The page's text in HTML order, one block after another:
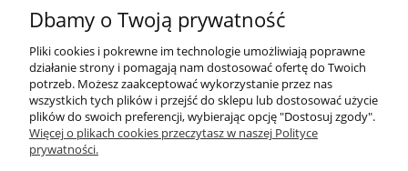
do koszyka
« 1 2 3 4 5 ... 9 »
Darmowa dostawa
Dbamy o Twoją prywatność
Pliki cookies i pokrewne im technologie umożliwiają poprawne
działanie strony i pomagają nam dostosować ofertę do Twoich
potrzeb. Możesz zaakceptować wykorzystanie przez nas
wszystkich tych plików i przejść do sklepu lub dostosować użycie
plików do swoich preferencji, wybierając opcję "Dostosuj zgody".
Więcej o plikach cookies przeczytasz w naszej Polityce
prywatności.